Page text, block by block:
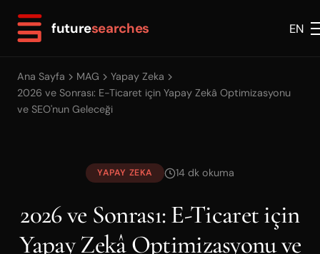
futuresearches EN
Ana Sayfa MAG
Yapay Zeka
2026 ve Sonrası: E-Ticaret için Yapay Zekâ Optimizasyonu
ve SEO'nun Geleceği
YAPAY ZEKA 14 dk okuma
2026 ve Sonrası: E-Ticaret için
Yapay Zekâ Optimizasyonu ve